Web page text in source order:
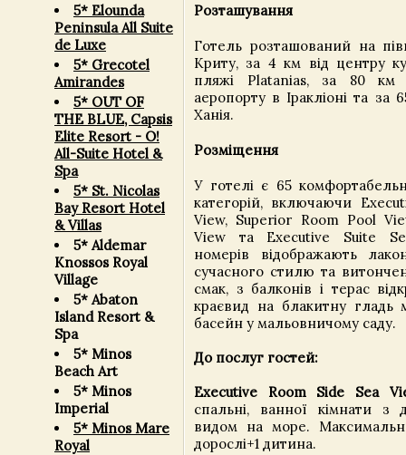
5* Elounda
Peninsula All Suite
de Luxe
5* Grecotel
Amirandes
5* OUT OF
THE BLUE, Capsis
Elite Resort - О!
All-Suite Hotel &
Spa
5* St. Nicolas
Bay Resort Hotel
& Villas
5* Aldemar
Knossos Royal
Village
5* Abaton
Island Resort &
Spa
5* Minos
Beach Art
5* Minos
Imperial
5* Minos Mare
Royal
Розташування
Готель розташований на
Криту, за 4 км від центру
пляжі Platanias, за 80 км
аеропорту в Іракліоні та за
Ханія.
Розміщення
У готелі є 65
категорій, включаючи
View, Superior Room Pool
View та Executive Suite
номерів відображають
сучасного стилю та
смак, з балконів і терас
краєвид на блакитну гладь
басейн у мальовничому саду.
До послуг гостей:
Executive Room Side Sea
спальні, ванної кімнати з
видом на море.
дорослі+1 дитина.